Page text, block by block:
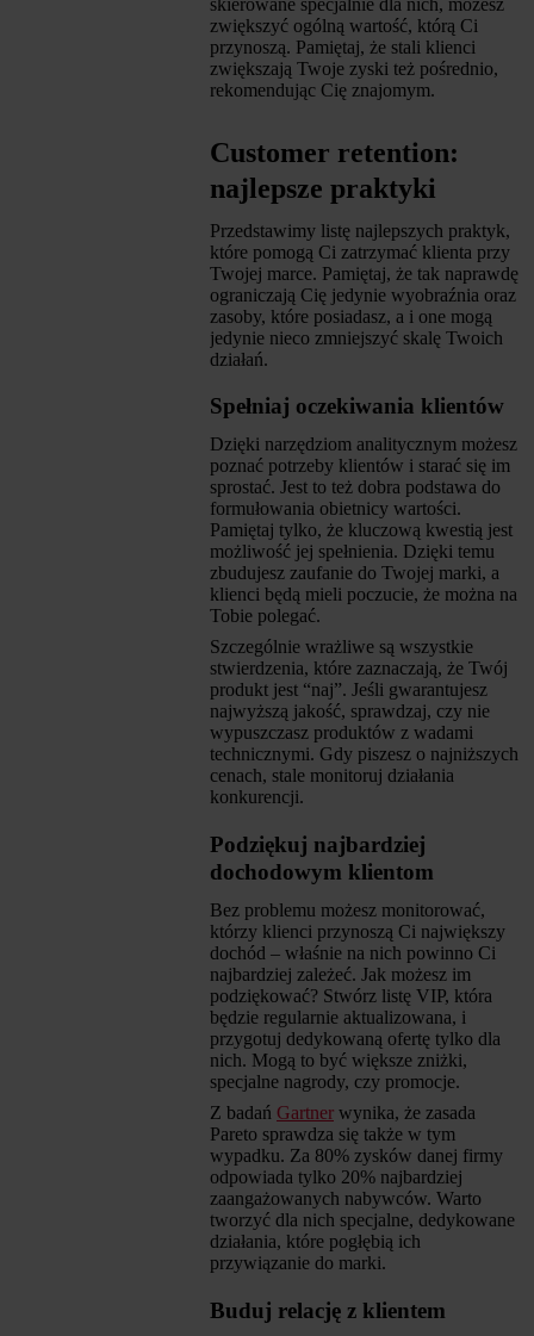
zwiększyć ogólną wartość, którą Ci
przynoszą. Pamiętaj, że stali klienci
zwiększają Twoje zyski też pośrednio,
rekomendując Cię znajomym.
Customer retention:
najlepsze praktyki
Przedstawimy listę najlepszych praktyk,
które pomogą Ci zatrzymać klienta przy
Twojej marce. Pamiętaj, że tak naprawdę
ograniczają Cię jedynie wyobraźnia oraz
zasoby, które posiadasz, a i one mogą
jedynie nieco zmniejszyć skalę Twoich
działań.
Spełniaj oczekiwania klientów
Dzięki narzędziom analitycznym możesz
poznać potrzeby klientów i starać się im
sprostać. Jest to też dobra podstawa do
formułowania obietnicy wartości.
Pamiętaj tylko, że kluczową kwestią jest
możliwość jej spełnienia. Dzięki temu
zbudujesz zaufanie do Twojej marki, a
klienci będą mieli poczucie, że można na
Tobie polegać.
Szczególnie wrażliwe są wszystkie
stwierdzenia, które zaznaczają, że Twój
produkt jest “naj”. Jeśli gwarantujesz
najwyższą jakość, sprawdzaj, czy nie
wypuszczasz produktów z wadami
technicznymi. Gdy piszesz o najniższych
cenach, stale monitoruj działania
konkurencji.
Podziękuj najbardziej
dochodowym klientom
Bez problemu możesz monitorować,
którzy klienci przynoszą Ci największy
dochód – właśnie na nich powinno Ci
najbardziej zależeć. Jak możesz im
podziękować? Stwórz listę VIP, która
będzie regularnie aktualizowana, i
przygotuj dedykowaną ofertę tylko dla
nich. Mogą to być większe zniżki,
specjalne nagrody, czy promocje.
Z badań Gartner wynika, że zasada
Pareto sprawdza się także w tym
wypadku. Za 80% zysków danej firmy
odpowiada tylko 20% najbardziej
zaangażowanych nabywców. Warto
tworzyć dla nich specjalne, dedykowane
działania, które pogłębią ich
przywiązanie do marki.
Buduj relację z klientem